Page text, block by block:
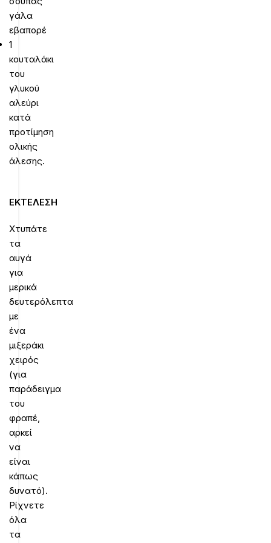
γάλα
εβαπορέ
1
κουταλάκι
του
γλυκού
αλεύρι
κατά
προτίμηση
ολικής
άλεσης.
ΕΚΤΕΛΕΣΗ
Χτυπάτε
τα
αυγά
για
μερικά
δευτερόλεπτα
με
ένα
μιξεράκι
χειρός
(για
παράδειγμα
του
φραπέ,
αρκεί
να
είναι
κάπως
δυνατό).
Ρίχνετε
όλα
τα